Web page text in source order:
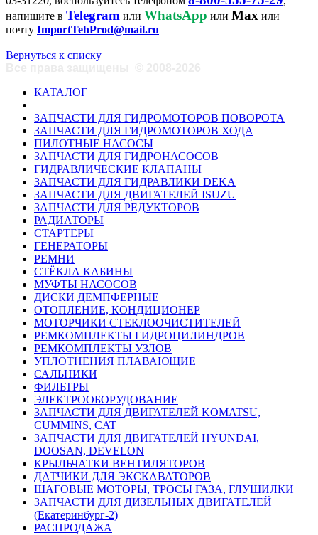
напишите в Telegram или WhatsApp или Max или
почту ImportTehProd@mail.ru
Вернуться к списку
КАТАЛОГ
ЗАПЧАСТИ ДЛЯ ГИДРОМОТОРОВ ПОВОРОТА
ЗАПЧАСТИ ДЛЯ ГИДРОМОТОРОВ ХОДА
ПИЛОТНЫЕ НАСОСЫ
ЗАПЧАСТИ ДЛЯ ГИДРОНАСОСОВ
ГИДРАВЛИЧЕСКИЕ КЛАПАНЫ
ЗАПЧАСТИ ДЛЯ ГИДРАВЛИКИ DEKA
ЗАПЧАСТИ ДЛЯ ДВИГАТЕЛЕЙ ISUZU
ЗАПЧАСТИ ДЛЯ РЕДУКТОРОВ
РАДИАТОРЫ
СТАРТЕРЫ
ГЕНЕРАТОРЫ
РЕМНИ
СТЁКЛА КАБИНЫ
МУФТЫ НАСОСОВ
ДИСКИ ДЕМПФЕРНЫЕ
ОТОПЛЕНИЕ, КОНДИЦИОНЕР
МОТОРЧИКИ СТЕКЛООЧИСТИТЕЛЕЙ
РЕМКОМПЛЕКТЫ ГИДРОЦИЛИНДРОВ
РЕМКОМПЛЕКТЫ УЗЛОВ
УПЛОТНЕНИЯ ПЛАВАЮЩИЕ
САЛЬНИКИ
ФИЛЬТРЫ
ЭЛЕКТРООБОРУДОВАНИЕ
ЗАПЧАСТИ ДЛЯ ДВИГАТЕЛЕЙ KOMATSU,
CUMMINS, CAT
ЗАПЧАСТИ ДЛЯ ДВИГАТЕЛЕЙ HYUNDAI,
DOOSAN, DEVELON
КРЫЛЬЧАТКИ ВЕНТИЛЯТОРОВ
ДАТЧИКИ ДЛЯ ЭКСКАВАТОРОВ
ШАГОВЫЕ МОТОРЫ, ТРОСЫ ГАЗА, ГЛУШИЛКИ
ЗАПЧАСТИ ДЛЯ ДИЗЕЛЬНЫХ ДВИГАТЕЛЕЙ
(Екатеринбург-2)
РАСПРОДАЖА